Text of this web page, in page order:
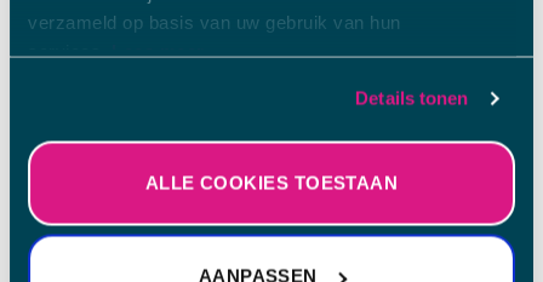
verzameld op basis van uw gebruik van hun
services.Lees meer.
Sommige van de gegevens die worden verzameld, zijn
bedoeld voor personalisatie en het meten van de
effectiviteit van advertenties.
Details tonen
ALLE COOKIES TOESTAAN
AANPASSEN
klanten-
app
voor
iOS
PASSENGER FEEDBACK